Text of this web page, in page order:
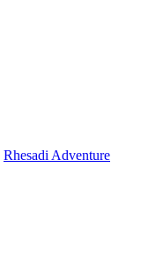
Rhesadi Adventure